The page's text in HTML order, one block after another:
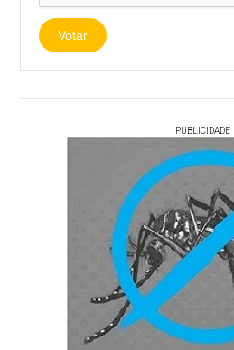
Votar
PUBLICIDADE